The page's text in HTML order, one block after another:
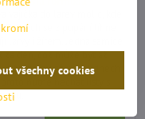
dnech se z pupárií líhne
za den, což může být až
tmavnou až po 14 dnech
všechny cookies